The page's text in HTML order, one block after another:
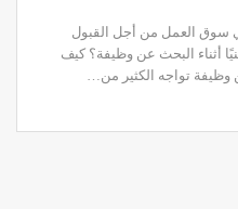
سوق العمل من أجل القبول
أثناء البحث عن وظيفة؟ كيف
تواجه الكثير من…